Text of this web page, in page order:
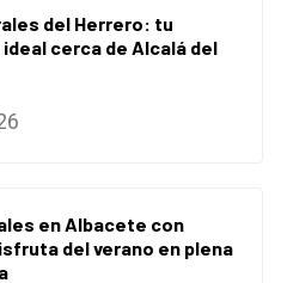
del Herrero: tu
cerca de Alcalá del
en Albacete con
del verano en plena